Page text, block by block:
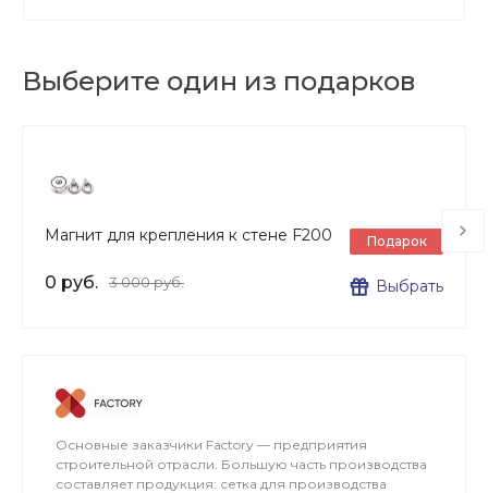
Выберите один из подарков
Магнит для крепления к стене F200
0 руб. 3 000 руб.
Подарок
Выбрать
Основные заказчики Factory — предприятия
строительной отрасли. Большую часть производства
составляет продукция: сетка для производства